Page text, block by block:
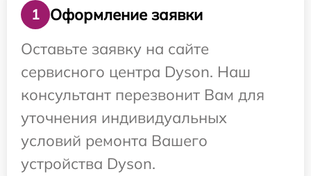
1
Оформление заявки
Оставьте заявку на сайте
сервисного центра Dyson. Наш
консультант перезвонит Вам для
уточнения индивидуальных
условий ремонта Вашего
устройства Dyson.